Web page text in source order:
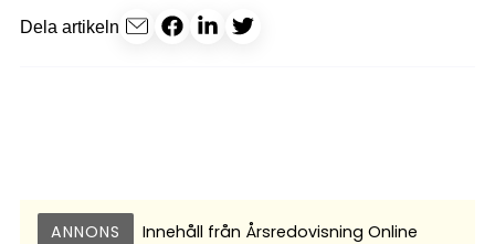
Dela artikeln
ANNONS Innehåll från Årsredovisning Online